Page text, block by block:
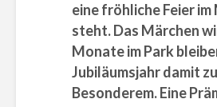
eine fröhliche Feier
steht. Das Märchen
Monate im Park
Jubiläumsjahr damit
Besonderem. Eine